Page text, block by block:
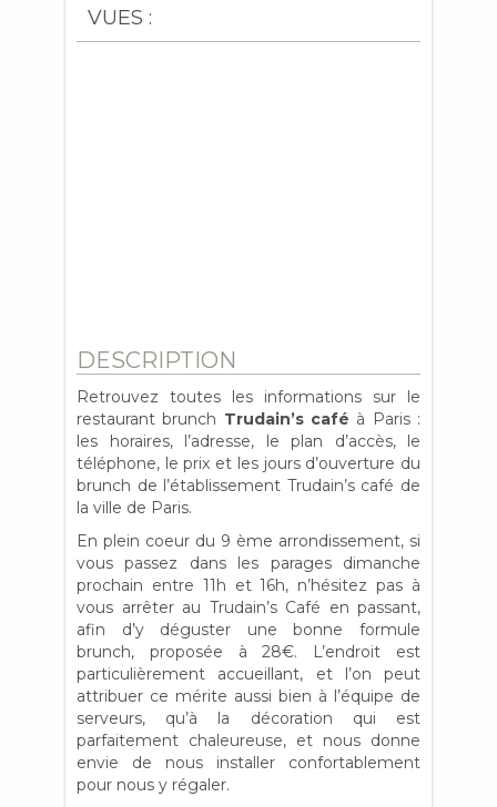
VUES :
DESCRIPTION
Retrouvez toutes les informations sur le
restaurant brunch Trudain’s café à Paris :
les horaires, l’adresse, le plan d’accès, le
téléphone, le prix et les jours d’ouverture du
brunch de l’établissement Trudain’s café de
la ville de Paris.
En plein coeur du 9 ème arrondissement, si
vous passez dans les parages dimanche
prochain entre 11h et 16h, n’hésitez pas à
vous arrêter au Trudain’s Café en passant,
afin d’y déguster une bonne formule
brunch, proposée à 28€. L’endroit est
particulièrement accueillant, et l’on peut
attribuer ce mérite aussi bien à l’équipe de
serveurs, qu’à la décoration qui est
parfaitement chaleureuse, et nous donne
envie de nous installer confortablement
pour nous y régaler.